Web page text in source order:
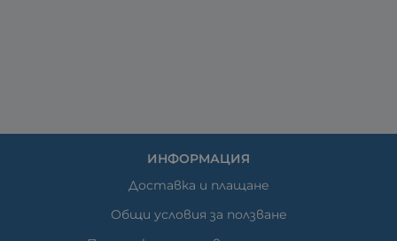
ИНФОРМАЦИЯ
Доставка и плащане
Общи условия за ползване